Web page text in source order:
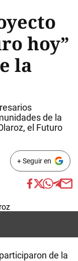
hoy”
la
de la
el Futuro
+ Seguir en
de la